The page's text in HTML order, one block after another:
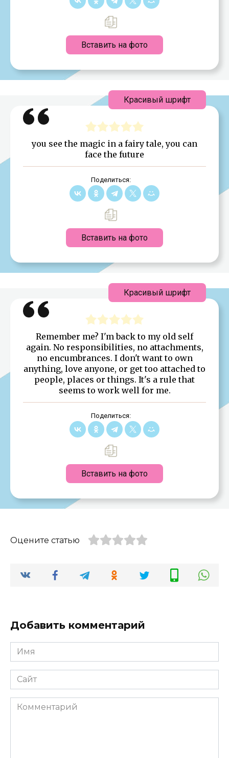
Вставить на фото
you see the magic in a fairy tale, you can
face the future
Поделиться:
Вставить на фото
Красивый шрифт
Remember me? I'm back to my old self
again. No responsibilities, no attachments,
no encumbrances. I don't want to own
anything, love anyone, or get too attached to
people, places or things. It's a rule that
seems to work well for me.
Поделиться:
Вставить на фото
Красивый шрифт
Оцените статью
Добавить комментарий
Имя
*
Сайт
Комментарий